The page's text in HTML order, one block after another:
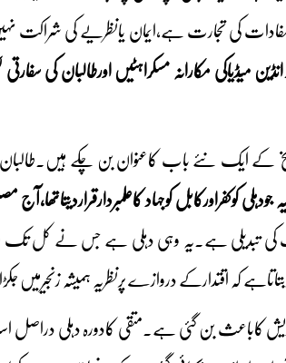
کی تجارت ہے،ایمان یانظریے کی شراکت
انڈین میڈیاکی مکارانہ مسکراہٹیں اورطالبان کی
چنددن جنوبی ایشیاکی تاریخ کے ایک نئے باب کاعنوان بن
جودہلی کوکفراورکابل کوجہاد
کی تبدیلی ہے۔یہ وہی دہلی ہے جس نے کل تک
کہ اقتدارکے دروازے پرنظریہ ہمیشہ زنجیرمیں
کاباعث بن گئی ہے۔متقی کادورہ دہلی